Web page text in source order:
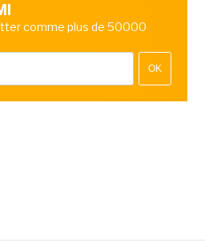
comme plus de 50000
OK